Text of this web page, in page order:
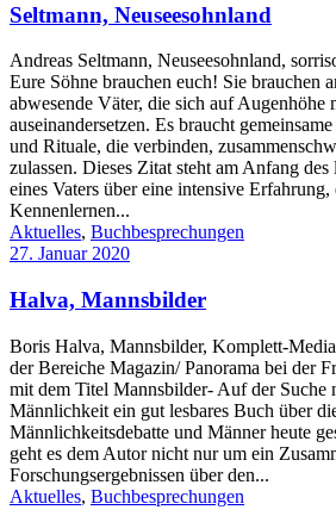
Seltmann, Neuseesohnland
Andreas Seltmann, Neuseesohnland,
Eure Söhne brauchen euch! Sie brauchen
abwesende Väter, die sich auf Augenhöhe
auseinandersetzen. Es braucht
und Rituale, die verbinden,
zulassen. Dieses Zitat steht am Anfang des
eines Vaters über eine intensive Erfahrung,
Kennenlernen...
Aktuelles, Buchbesprechungen
27. Januar 2020
Halva, Mannsbilder
Boris Halva, Mannsbilder, Komplett-
der Bereiche Magazin/ Panorama bei der
mit dem Titel Mannsbilder- Auf der Suche
Männlichkeit ein gut lesbares Buch über
Männlichkeitsdebatte und Männer heute
geht es dem Autor nicht nur um ein
Forschungsergebnissen über den...
Aktuelles, Buchbesprechungen